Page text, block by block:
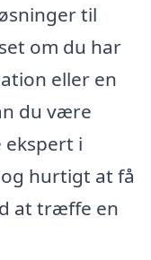
til
om du har
eller en
du være
i
hurtigt at få
at træffe en